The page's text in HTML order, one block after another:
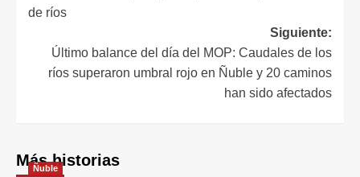
de ríos
Siguiente:
Último balance del día del MOP: Caudales de los
ríos superaron umbral rojo en Ñuble y 20 caminos
han sido afectados
Más historias
Ñuble